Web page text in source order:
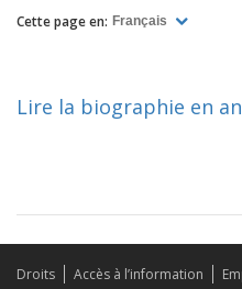
Cette page en: Français
Lire la biographie en
Droits Accès à l’information